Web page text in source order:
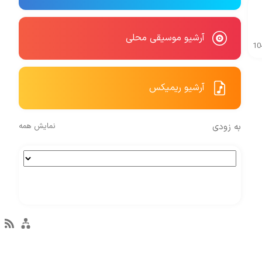
آرشیو موسیقی محلی
آرشیو ریمیکس
به زودی نمایش همه